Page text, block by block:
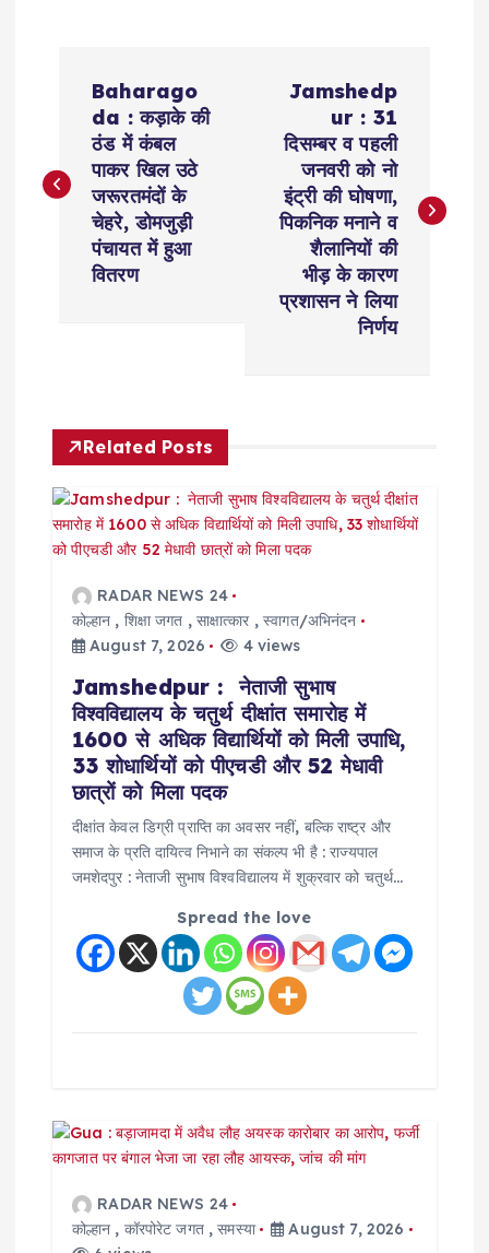
s
g
a
Baharago
da : कड़ाके की
ठंड में कंबल
पाकर खिल उठे
जरूरतमंदों के
चेहरे, डोमजुड़ी
पंचायत में हुआ
वितरण
Jamshedp
ur : 31
दिसम्बर व पहली
जनवरी को नो
इंट्री की घोषणा,
पिकनिक मनाने व
शैलानियों की
भीड़ के कारण
प्रशासन ने लिया
निर्णय
Related Posts
RADAR NEWS 24
कोल्हान , शिक्षा जगत , साक्षात्कार ,स्वागत/अभिनंदन
August 7, 2026
4 views
Jamshedpur : नेताजी सुभाष
विश्वविद्यालय के चतुर्थ दीक्षांत समारोह में
1600 से अधिक विद्यार्थियों को मिली उपाधि,
33 शोधार्थियों को पीएचडी और 52 मेधावी
छात्रों को मिला पदक
दीक्षांत केवल डिग्री प्राप्ति का अवसर नहीं, बल्कि राष्ट्र और
समाज के प्रति दायित्व निभाने का संकल्प भी है : राज्यपाल
जमशेदपुर : नेताजी सुभाष विश्वविद्यालय में शुक्रवार को चतुर्थ…
Spread the love
RADAR NEWS 24
कोल्हान , कॉरपोरेट जगत,समस्या
August 7, 2026